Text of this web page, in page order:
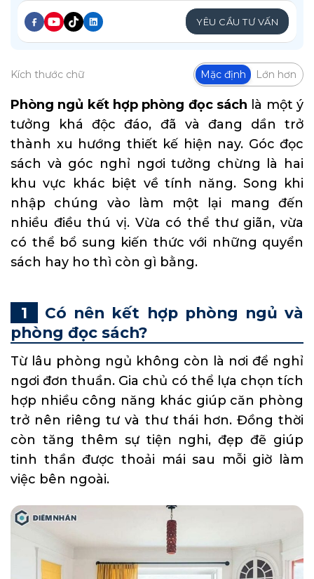
YÊU CẦU TƯ VẤN
Kích thước chữ Mặc định Lớn hơn
Phòng ngủ kết hợp phòng đọc sách là một ý
tưởng khá độc đáo, đã và đang dần trở
thành xu hướng thiết kế hiện nay. Góc đọc
sách và góc nghỉ ngơi tưởng chừng là hai
khu vực khác biệt về tính năng. Song khi
nhập chúng vào làm một lại mang đến
nhiều điều thú vị. Vừa có thể thư giãn, vừa
có thể bổ sung kiến thức với những quyển
sách hay ho thì còn gì bằng.
Có nên kết hợp phòng ngủ và
phòng đọc sách?
Từ lâu phòng ngủ không còn là nơi để nghỉ
ngơi đơn thuần. Gia chủ có thể lựa chọn tích
hợp nhiều công năng khác giúp căn phòng
trở nên riêng tư và thư thái hơn. Đồng thời
còn tăng thêm sự tiện nghi, đẹp đẽ giúp
tinh thần được thoải mái sau mỗi giờ làm
việc bên ngoài.